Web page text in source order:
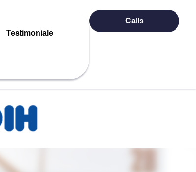
Testimoniale
Calls